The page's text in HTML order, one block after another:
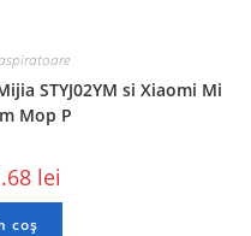
STYJ02YM si Xiaomi Mi
Mop P
lei
coș